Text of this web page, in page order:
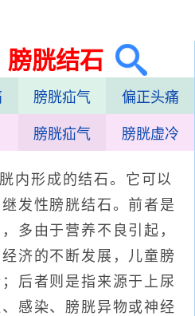
膀胱结石
膀胱疝气 偏正头痛
膀胱疝气 膀胱虚冷
内形成的结石。它可以
发性膀胱结石。前者是
多由于营养不良引起，
济的不断发展，儿童膀
后者则是指来源于上尿
感染、膀胱异物或神经